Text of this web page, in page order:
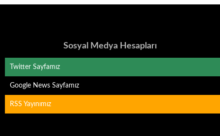
Sosyal Medya Hesapları
Twitter Sayfamız
Google News Sayfamız
RSS Yayınımız